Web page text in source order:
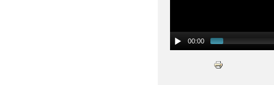
00:00